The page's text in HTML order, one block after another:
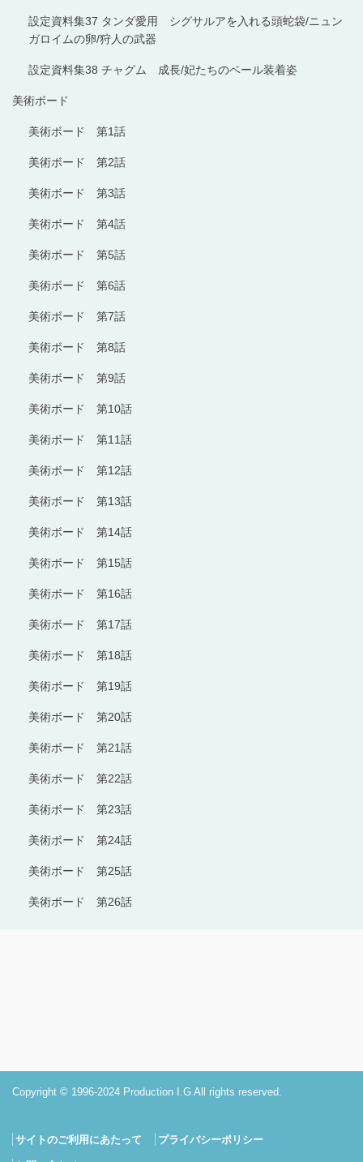
設定資料集37 タンダ愛用 シグサルアを入れる頭蛇袋/ニュン
ガロイムの卵/狩人の武器
設定資料集38 チャグム 成長/妃たちのベール装着姿
美術ボード
美術ボード 第1話
美術ボード 第2話
美術ボード 第3話
美術ボード 第4話
美術ボード 第5話
美術ボード 第6話
美術ボード 第7話
美術ボード 第8話
美術ボード 第9話
美術ボード 第10話
美術ボード 第11話
美術ボード 第12話
美術ボード 第13話
美術ボード 第14話
美術ボード 第15話
美術ボード 第16話
美術ボード 第17話
美術ボード 第18話
美術ボード 第19話
美術ボード 第20話
美術ボード 第21話
美術ボード 第22話
美術ボード 第23話
美術ボード 第24話
美術ボード 第25話
美術ボード 第26話
Copyright © 1996-2024 Production I.G All rights reserved.
サイトのご利用にあたって プライバシーポリシー